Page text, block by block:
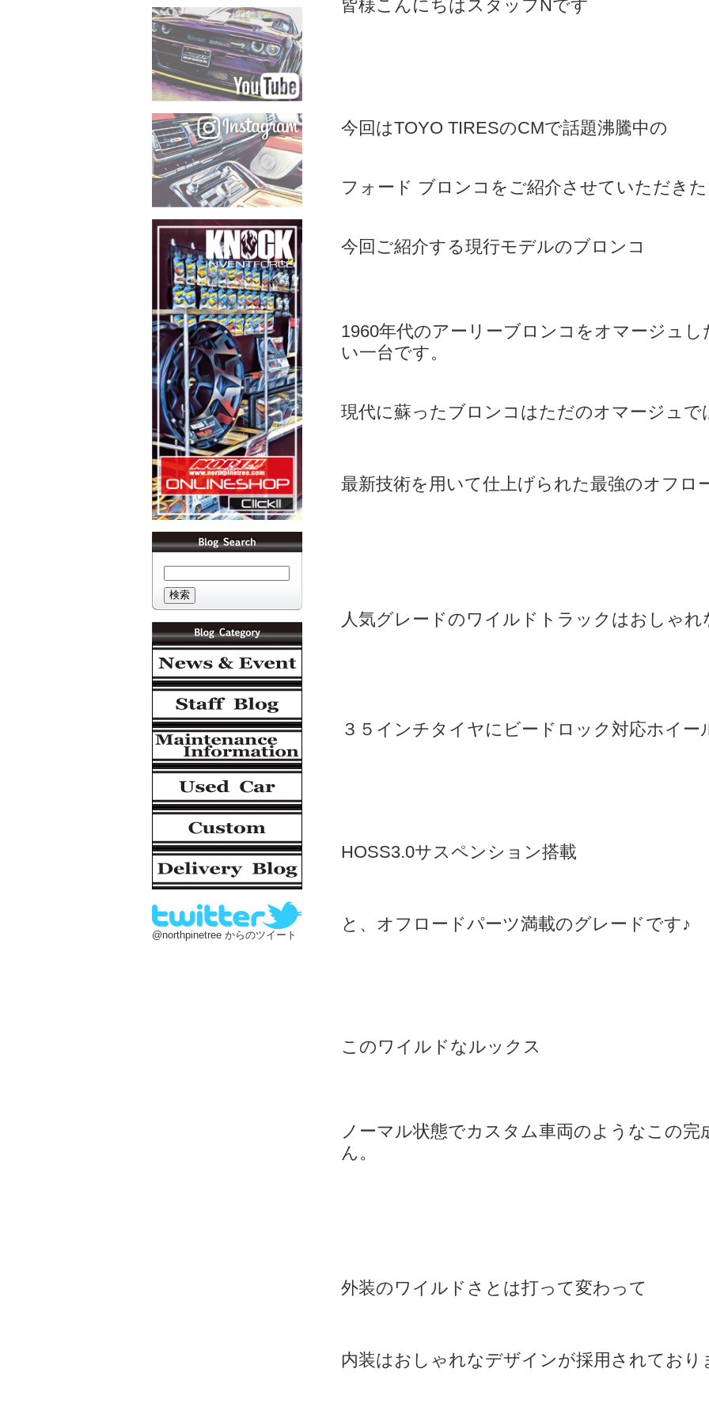
@northpinetree からのツイート
皆様こんにちはスタッフNです
今回はTOYO TIRESのCMで話題沸騰中の
フォード ブロンコをご紹介させていただき
今回ご紹介する現行モデルのブロンコ
1960年代のアーリーブロンコをオマージュ
い一台です。
現代に蘇ったブロンコはただのオマージュで
最新技術を用いて仕上げられた最強のオフロ
人気グレードのワイルドトラックはおしゃ
３５インチタイヤにビードロック対応ホイー
HOSS3.0サスペンション搭載
と、オフロードパーツ満載のグレードです♪
このワイルドなルックス
ノーマル状態でカスタム車両のようなこの完
ん。
外装のワイルドさとは打って変わって
内装はおしゃれなデザインが採用されており